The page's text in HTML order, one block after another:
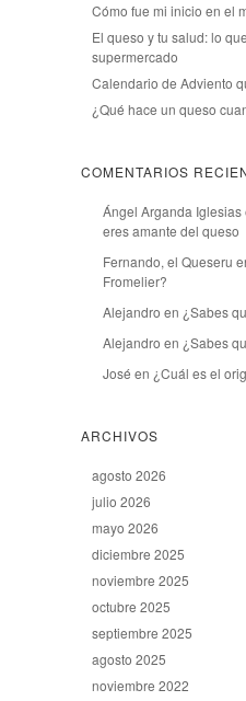
Cómo fue mi inicio en el
El queso y tu salud: lo
supermercado
Calendario de Adviento
¿Qué hace un queso
COMENTARIOS
Ángel Arganda Iglesias
eres amante del queso
Fernando, el Queseru
Fromelier?
Alejandro en ¿Sabes
Alejandro en ¿Sabes
José en ¿Cuál es el
ARCHIVOS
agosto 2026
julio 2026
mayo 2026
diciembre 2025
noviembre 2025
octubre 2025
septiembre 2025
agosto 2025
noviembre 2022